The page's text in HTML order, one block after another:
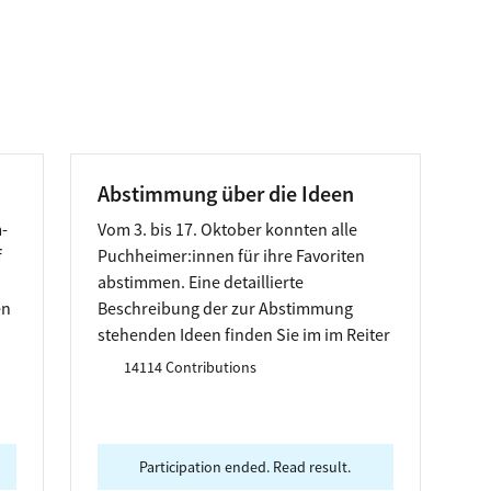
Abstimmung über die Ideen
Vom 3. bis 17. Oktober konnten alle
Puchheimer:innen für ihre Favoriten
abstimmen. Eine detaillierte
Beschreibung der zur Abstimmung
stehenden Ideen finden Sie im im Reiter
"Information" oder unter
Seite zu sehen ist, ist nicht das finale
Ergebnis. Das Abstimmungsergebnis
14114 Contributions
Participation ended. Read result.